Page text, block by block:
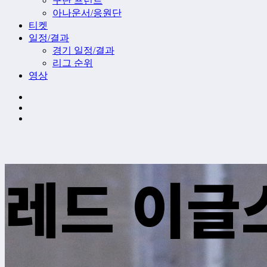
아나운서/응원단
티켓
일정/결과
경기 일정/결과
리그 순위
영상
레드 이